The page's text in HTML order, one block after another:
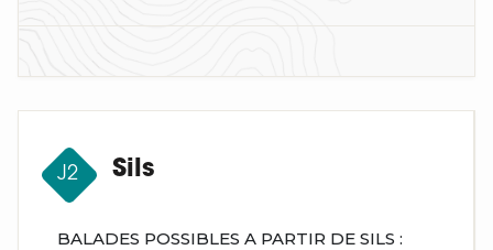
J2 Sils
BALADES POSSIBLES A PARTIR DE SILS :